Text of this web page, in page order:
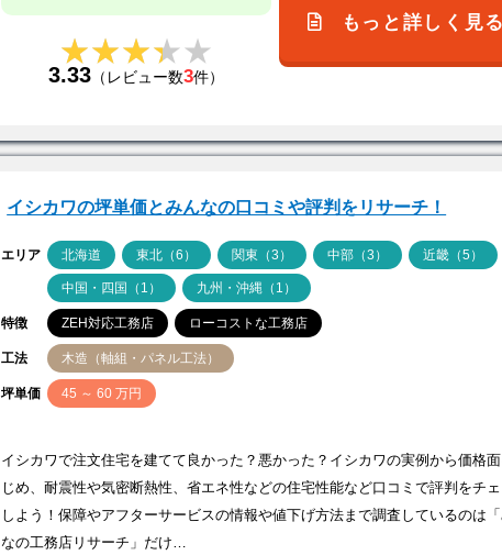
★★★★★
★★★★★
3.33 （レビュー数3件）
もっと詳しく見る
イシカワの坪単価とみんなの口コミや評判をリサーチ！
エリア 北海道 東北（6） 関東（3） 中部（3） 近畿（5）
中国・四国（1） 九州・沖縄（1）
特徴 ZEH対応工務店 ローコストな工務店
工法 木造（軸組・パネル工法）
坪単価 45 ～ 60 万円
イシカワで注文住宅を建てて良かった？悪かった？イシカワの実例から価格
じめ、耐震性や気密断熱性、省エネ性などの住宅性能など口コミで評判をチェ
しよう！保障やアフターサービスの情報や値下げ方法まで調査しているのは
なの工務店リサーチ」だけ…